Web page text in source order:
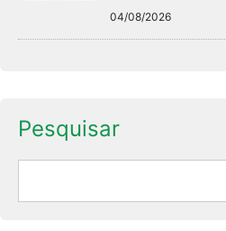
04/08/2026
Pesquisar